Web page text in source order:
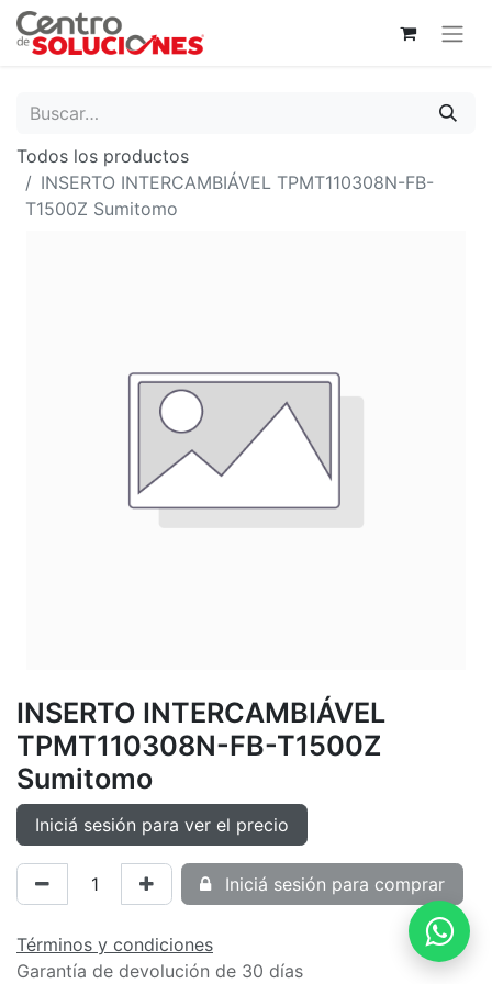
Todos los productos
INSERTO INTERCAMBIÁVEL TPMT110308N-FB-
T1500Z Sumitomo
INSERTO INTERCAMBIÁVEL
TPMT110308N-FB-T1500Z
Sumitomo
Iniciá sesión para ver el precio
Iniciá sesión para comprar
Términos y condiciones
Garantía de devolución de 30 días